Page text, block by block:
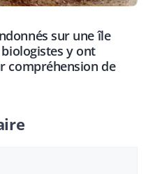
sur une île
biologistes y ont
compréhension de